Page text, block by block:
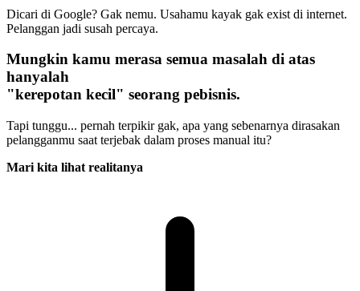
Dicari di Google? Gak nemu. Usahamu kayak gak exist di internet.
Pelanggan jadi susah percaya.
Mungkin kamu merasa semua masalah di atas
hanyalah
"kerepotan kecil" seorang pebisnis.
Tapi tunggu... pernah terpikir gak, apa yang sebenarnya dirasakan
pelangganmu saat terjebak dalam proses manual itu?
Mari kita lihat realitanya